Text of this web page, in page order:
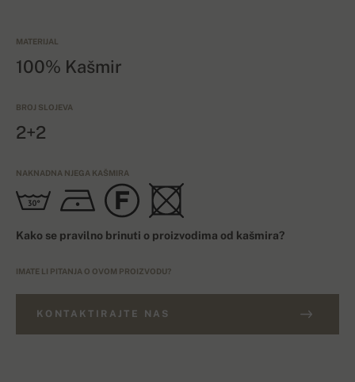
MATERIJAL
100% Kašmir
BROJ SLOJEVA
2+2
NAKNADNA NJEGA KAŠMIRA
Kako se pravilno brinuti o proizvodima od kašmira?
IMATE LI PITANJA O OVOM PROIZVODU?
KONTAKTIRAJTE NAS